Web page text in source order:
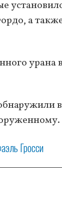
а
урана
Гросси